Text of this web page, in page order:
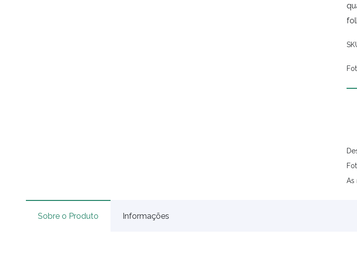
As
Sobre o Produto Informações